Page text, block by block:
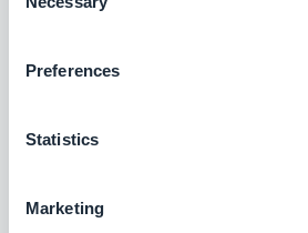
Selection
Preferences
Statistics
Marketing